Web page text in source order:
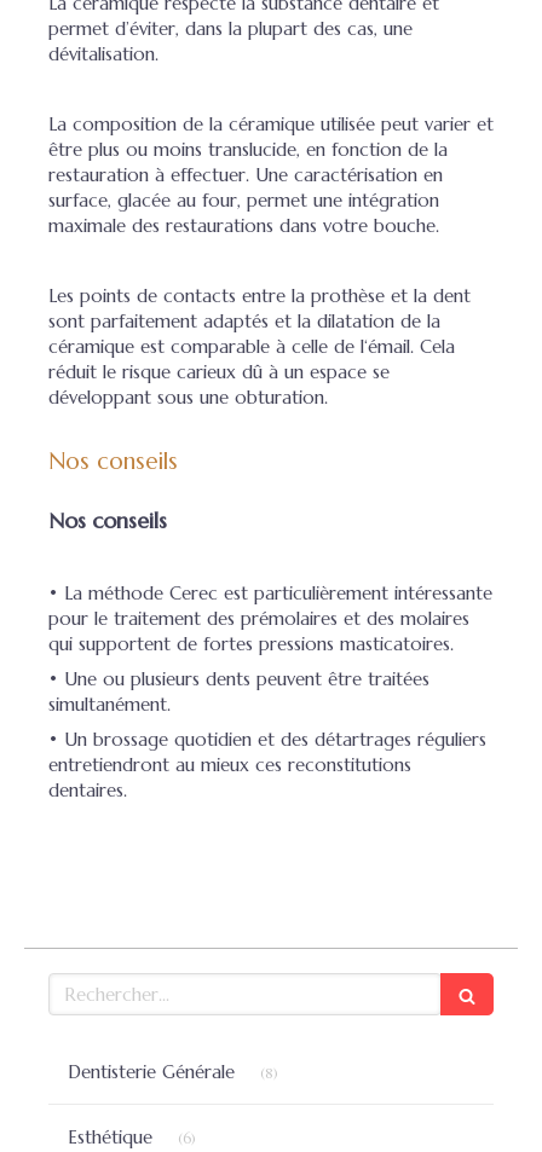
permet d’éviter, dans la plupart des cas, une
dévitalisation.
La composition de la céramique utilisée peut varier et
être plus ou moins translucide, en fonction de la
restauration à effectuer. Une caractérisation en
surface, glacée au four, permet une intégration
maximale des restaurations dans votre bouche.
Les points de contacts entre la prothèse et la dent
sont parfaitement adaptés et la dilatation de la
céramique est comparable à celle de l‘émail. Cela
réduit le risque carieux dû à un espace se
développant sous une obturation.
Nos conseils
Nos conseils
• La méthode Cerec est particulièrement intéressante
pour le traitement des prémolaires et des molaires
qui supportent de fortes pressions masticatoires.
• Une ou plusieurs dents peuvent être traitées
simultanément.
• Un brossage quotidien et des détartrages réguliers
entretiendront au mieux ces reconstitutions
dentaires.
Rechercher
Dentisterie Générale (8)
Esthétique (6)